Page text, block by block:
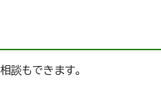
談もできます。